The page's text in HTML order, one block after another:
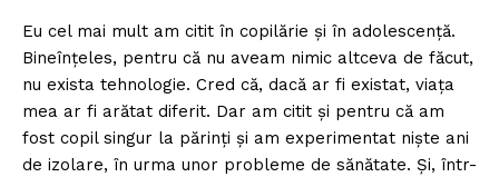
Eu cel mai mult am citit în copilărie şi în adolescenţă.
Bineînțeles, pentru că nu aveam nimic altceva de făcut,
nu exista tehnologie. Cred că, dacă ar fi existat, viața
mea ar fi arătat diferit. Dar am citit și pentru că am
fost copil singur la părinți și am experimentat niște ani
de izolare, în urma unor probleme de sănătate. Și, într-